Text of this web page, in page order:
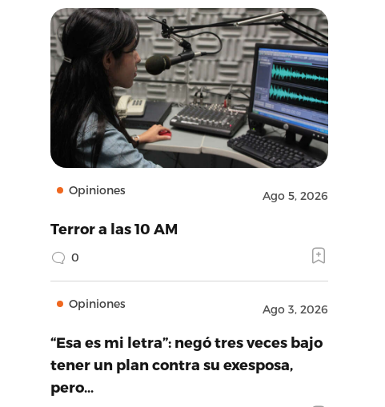
Opiniones Ago 5, 2026
Terror a las 10 AM
0
Opiniones Ago 3, 2026
“Esa es mi letra”: negó tres veces bajo
tener un plan contra su exesposa,
pero…